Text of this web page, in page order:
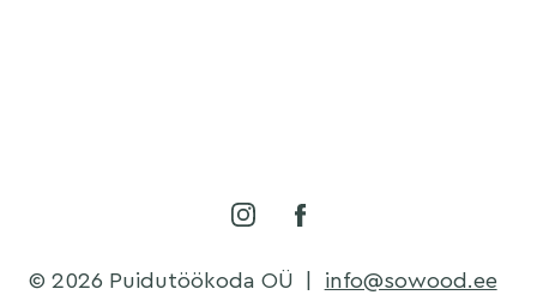
© 2026 Puidutöökoda OÜ
info@sowood.ee